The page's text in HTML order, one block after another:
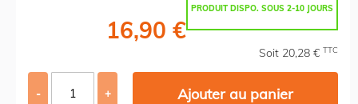
PRODUIT DISPO. SOUS 2-10 JOURS
16,90 €
Soit 20,28 € TTC
- + Ajouter au panier